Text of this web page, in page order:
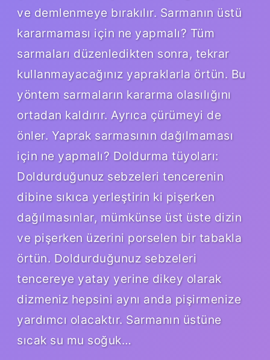
ve demlenmeye bırakılır. Sarmanın üstü
kararmaması için ne yapmalı? Tüm
sarmaları düzenledikten sonra, tekrar
kullanmayacağınız yapraklarla örtün. Bu
yöntem sarmaların kararma olasılığını
ortadan kaldırır. Ayrıca çürümeyi de
önler. Yaprak sarmasının dağılmaması
için ne yapmalı? Doldurma tüyoları:
Doldurduğunuz sebzeleri tencerenin
dibine sıkıca yerleştirin ki pişerken
dağılmasınlar, mümkünse üst üste dizin
ve pişerken üzerini porselen bir tabakla
örtün. Doldurduğunuz sebzeleri
tencereye yatay yerine dikey olarak
dizmeniz hepsini aynı anda pişirmenize
yardımcı olacaktır. Sarmanın üstüne
sıcak su mu soğuk…